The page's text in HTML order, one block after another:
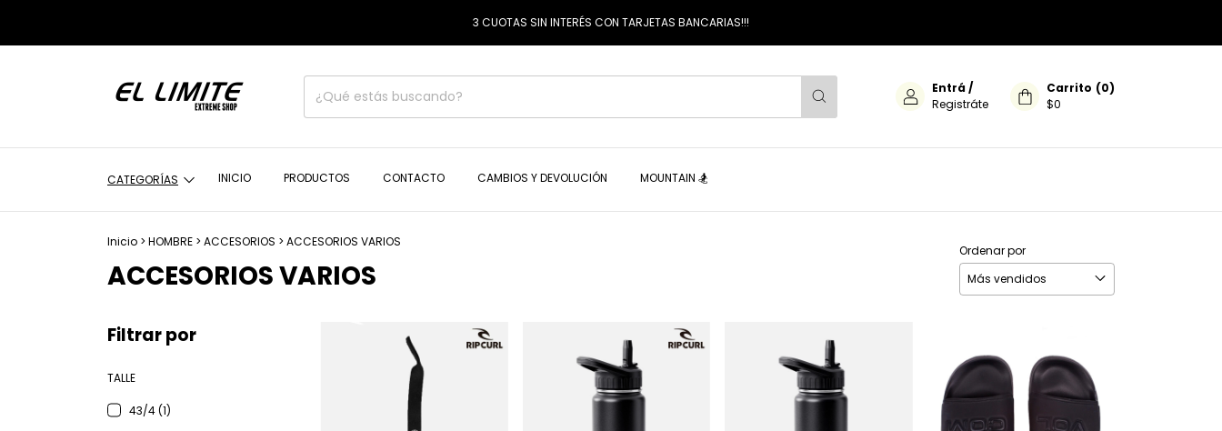
3 CUOTAS SIN INTERÉS CON TARJETAS BANCARIAS!!!
Entrá/
Registráte
Carrito (0)
$0
CATEGORÍAS INICIO PRODUCTOS CONTACTO CAMBIOS Y DEVOLUCIÓN MOUNTAIN 🏂
Inicio > HOMBRE > ACCESORIOS > ACCESORIOS VARIOS
ACCESORIOS VARIOS
Ordenar por
Filtrar por
TALLE
43/4 (1)